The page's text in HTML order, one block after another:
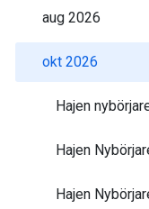
aug 2026
okt 2026
Hajen
Hajen
Hajen